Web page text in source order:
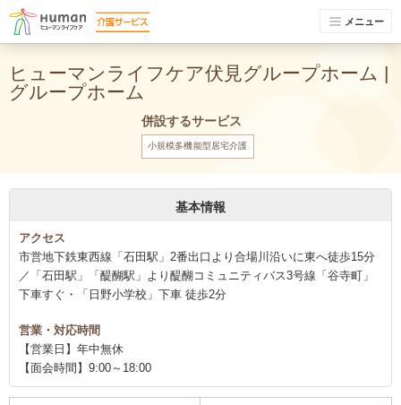
メニュー
ヒューマンライフケア伏見グループホーム |
グループホーム
併設するサービス
小規模多機能型居宅介護
基本情報
アクセス
市営地下鉄東西線「石田駅」2番出口より合場川沿いに東へ徒歩15分
／「石田駅」「醍醐駅」より醍醐コミュニティバス3号線「谷寺町」
下車すぐ・「日野小学校」下車 徒歩2分
営業・対応時間
【営業日】年中無休
【面会時間】9:00～18:00